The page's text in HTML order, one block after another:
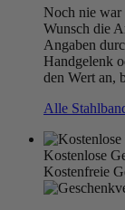
Noch nie war
Wunsch die
Angaben
Handgelenk
den Wert an,
Alle
Kostenlose
Kostenfreie